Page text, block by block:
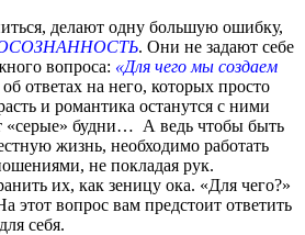
делают одну большую ошибку,
. Они не задают себе
вопроса: «Для чего мы создаем
ответах на него, которых просто
и романтика останутся с ними
«серые» будни… А ведь чтобы быть
жизнь, необходимо работать
не покладая рук.
их, как зеницу ока. «Для чего?»
этот вопрос вам предстоит ответить
себя.